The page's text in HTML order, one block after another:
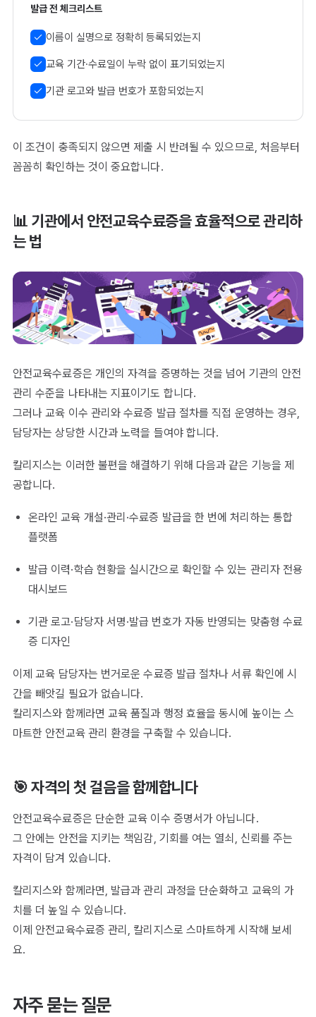
발급 전 체크리스트
이름이 실명으로 정확히 등록되었는지
교육 기간·수료일이 누락 없이 표기되었는지
기관 로고와 발급 번호가 포함되었는지
이 조건이 충족되지 않으면 제출 시 반려될 수 있으므로, 처음부터
꼼꼼히 확인하는 것이 중요합니다.
📊 기관에서 안전교육수료증을 효율적으로 관리하
는 법
안전교육수료증은 개인의 자격을 증명하는 것을 넘어 기관의 안전
관리 수준을 나타내는 지표이기도 합니다.
그러나 교육 이수 관리와 수료증 발급 절차를 직접 운영하는 경우,
담당자는 상당한 시간과 노력을 들여야 합니다.
칼리지스는 이러한 불편을 해결하기 위해 다음과 같은 기능을 제
공합니다.
온라인 교육 개설·관리·수료증 발급을 한 번에 처리하는 통합
플랫폼
발급 이력·학습 현황을 실시간으로 확인할 수 있는 관리자 전용
대시보드
기관 로고·담당자 서명·발급 번호가 자동 반영되는 맞춤형 수료
증 디자인
이제 교육 담당자는 번거로운 수료증 발급 절차나 서류 확인에 시
간을 빼앗길 필요가 없습니다.
칼리지스와 함께라면 교육 품질과 행정 효율을 동시에 높이는 스
마트한 안전교육 관리 환경을 구축할 수 있습니다.
🎯 자격의 첫 걸음을 함께합니다
안전교육수료증은 단순한 교육 이수 증명서가 아닙니다.
그 안에는 안전을 지키는 책임감, 기회를 여는 열쇠, 신뢰를 주는
자격이 담겨 있습니다.
칼리지스와 함께라면, 발급과 관리 과정을 단순화하고 교육의 가
치를 더 높일 수 있습니다.
이제 안전교육수료증 관리, 칼리지스로 스마트하게 시작해 보세
요.
자주 묻는 질문